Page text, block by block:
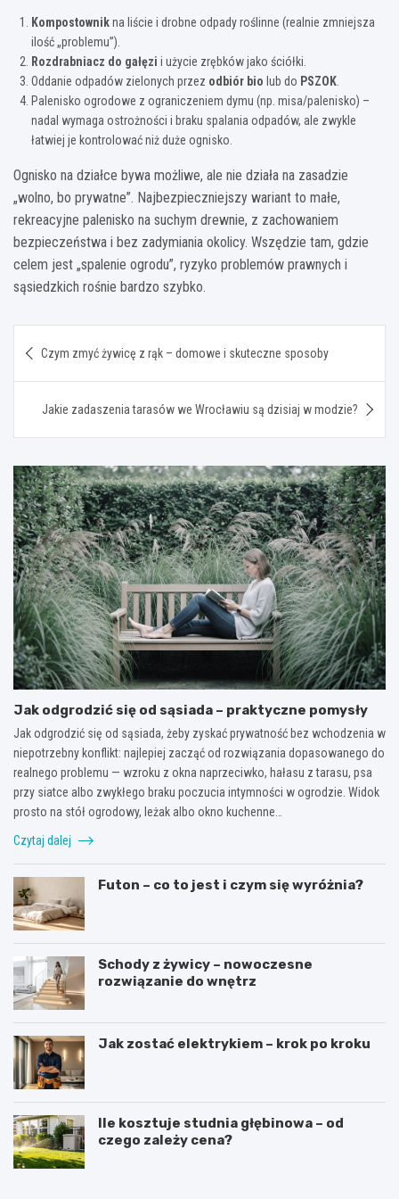
Kompostownikna liście i drobne odpady roślinne (realnie zmniejsza
ilość „problemu”).
Rozdrabniacz do gałęzi i użycie zrębków jako ściółki.
Oddanie odpadów zielonych przez odbiór bio lub do PSZOK
Palenisko ogrodowe z ograniczeniem dymu (np. misa/palenisko) –
nadal wymaga ostrożności i braku spalania odpadów, ale zwykle
łatwiej je kontrolować niż duże ognisko.
Ognisko na działce bywa możliwe, ale nie działa na zasadzie
„wolno, bo prywatne”. Najbezpieczniejszy wariant to małe,
rekreacyjne palenisko na suchym drewnie, z zachowaniem
bezpieczeństwa i bez zadymiania okolicy. Wszędzie tam, gdzie
celem jest „spalenie ogrodu”, ryzyko problemów prawnych i
sąsiedzkich rośnie bardzo szybko.
wpisu
Czym zmyć żywicę z rąk – domowe i skuteczne sposoby
Jakie zadaszenia tarasów we Wrocławiu są dzisiaj w modzie?
Jak odgrodzić się od sąsiada – praktyczne pomysły
Jak odgrodzić się od sąsiada, żeby zyskać prywatność bez wchodzenia w
niepotrzebny konflikt: najlepiej zacząć od rozwiązania dopasowanego do
realnego problemu — wzroku z okna naprzeciwko, hałasu z tarasu, psa
przy siatce albo zwykłego braku poczucia intymności w ogrodzie. Widok
prosto na stół ogrodowy, leżak albo okno kuchenne…
Czytaj dalej
Futon – co to jest i czym się wyróżnia?
Schody z żywicy – nowoczesne
rozwiązanie do wnętrz
Jak zostać elektrykiem – krok po kroku
Ile kosztuje studnia głębinowa – od
czego zależy cena?
J
J